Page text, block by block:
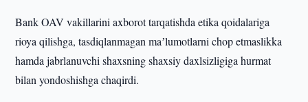
Bank OAV vakillarini axborot tarqatishda etika qoidalariga
rioya qilishga, tasdiqlanmagan maʼlumotlarni chop etmaslikka
hamda jabrlanuvchi shaxsning shaxsiy daxlsizligiga hurmat
bilan yondoshishga chaqirdi.